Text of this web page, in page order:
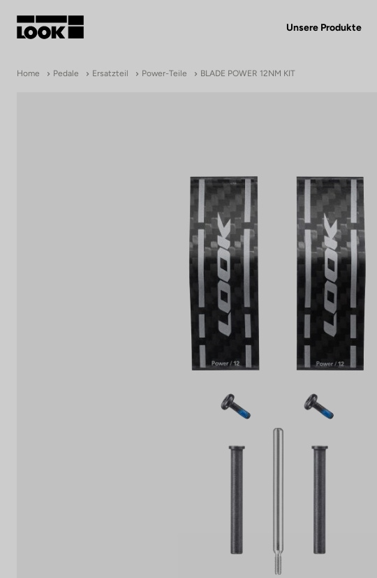
Unsere Produkte
Home Pedale Ersatzteil Power-Teile BLADE POWER 12NM KIT